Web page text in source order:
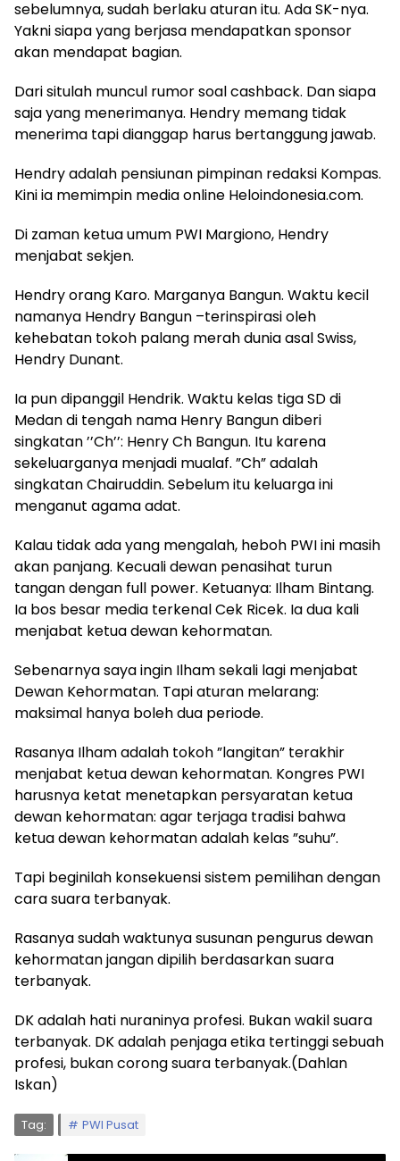
sebelumnya, sudah berlaku aturan itu. Ada SK-nya.
Yakni siapa yang berjasa mendapatkan sponsor
akan mendapat bagian.
Dari situlah muncul rumor soal cashback. Dan siapa
saja yang menerimanya. Hendry memang tidak
menerima tapi dianggap harus bertanggung jawab.
Hendry adalah pensiunan pimpinan redaksi Kompas.
Kini ia memimpin media online Heloindonesia.com.
Di zaman ketua umum PWI Margiono, Hendry
menjabat sekjen.
Hendry orang Karo. Marganya Bangun. Waktu kecil
namanya Hendry Bangun –terinspirasi oleh
kehebatan tokoh palang merah dunia asal Swiss,
Hendry Dunant.
Ia pun dipanggil Hendrik. Waktu kelas tiga SD di
Medan di tengah nama Henry Bangun diberi
singkatan ’’Ch’’: Henry Ch Bangun. Itu karena
sekeluarganya menjadi mualaf. ”Ch” adalah
singkatan Chairuddin. Sebelum itu keluarga ini
menganut agama adat.
Kalau tidak ada yang mengalah, heboh PWI ini masih
akan panjang. Kecuali dewan penasihat turun
tangan dengan full power. Ketuanya: Ilham Bintang.
Ia bos besar media terkenal Cek Ricek. Ia dua kali
menjabat ketua dewan kehormatan.
Sebenarnya saya ingin Ilham sekali lagi menjabat
Dewan Kehormatan. Tapi aturan melarang:
maksimal hanya boleh dua periode.
Rasanya Ilham adalah tokoh ”langitan” terakhir
menjabat ketua dewan kehormatan. Kongres PWI
harusnya ketat menetapkan persyaratan ketua
dewan kehormatan: agar terjaga tradisi bahwa
ketua dewan kehormatan adalah kelas ”suhu”.
Tapi beginilah konsekuensi sistem pemilihan dengan
cara suara terbanyak.
Rasanya sudah waktunya susunan pengurus dewan
kehormatan jangan dipilih berdasarkan suara
terbanyak.
DK adalah hati nuraninya profesi. Bukan wakil suara
terbanyak. DK adalah penjaga etika tertinggi sebuah
profesi, bukan corong suara terbanyak.(Dahlan
Iskan)
Tag: PWI Pusat